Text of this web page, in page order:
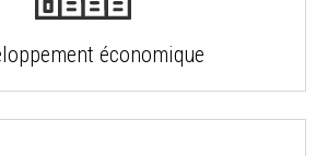
économique